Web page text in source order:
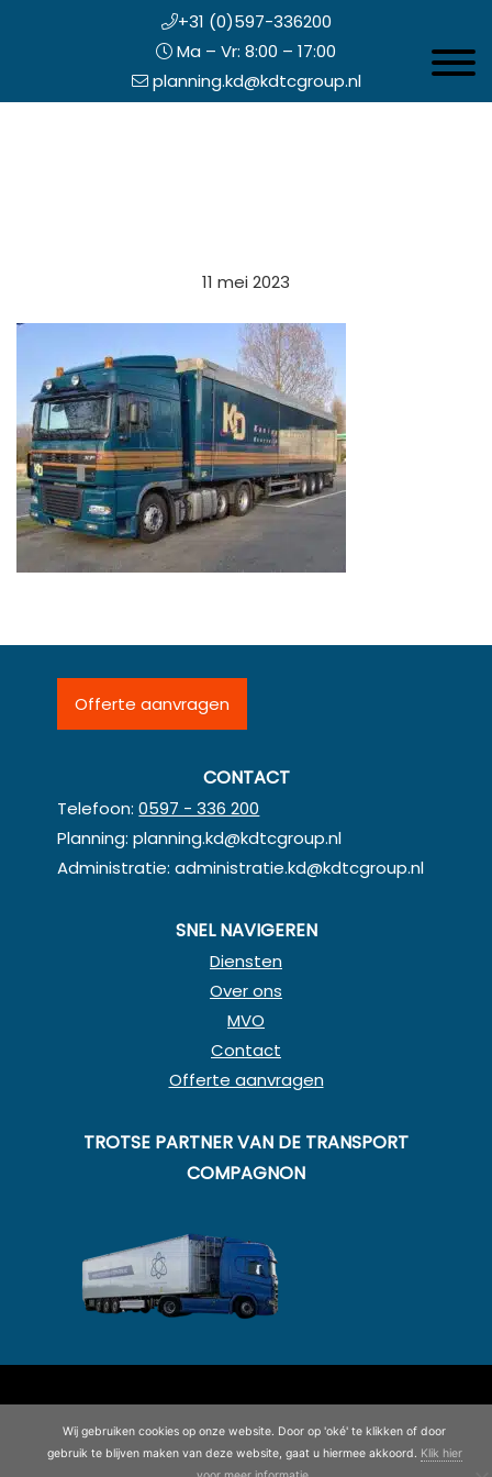
+31 (0)597-336200
Ma – Vr: 8:00 – 17:00
planning.kd@kdtcgroup.nl
11 mei 2023
Offerte aanvragen
CONTACT
Telefoon:0597 - 336 200
Planning:planning.kd@kdtcgroup.nl
Administratie:administratie.kd@kdtcgroup.nl
SNEL NAVIGEREN
Diensten
Over ons
MVO
Contact
Offerte aanvragen
TROTSE PARTNER VAN DE TRANSPORT
COMPAGNON
© Copyright 2020 - 2026Koning en Drenth· Alle rechten
voorbehouden
©2026| Website ontwikkeling doorWEBSITEBEREIKT.NL
Wij gebruiken cookies op onze website. Door op 'oké' te klikken of door
gebruik te blijven maken van deze website, gaat u hiermee akkoord. Klik hier